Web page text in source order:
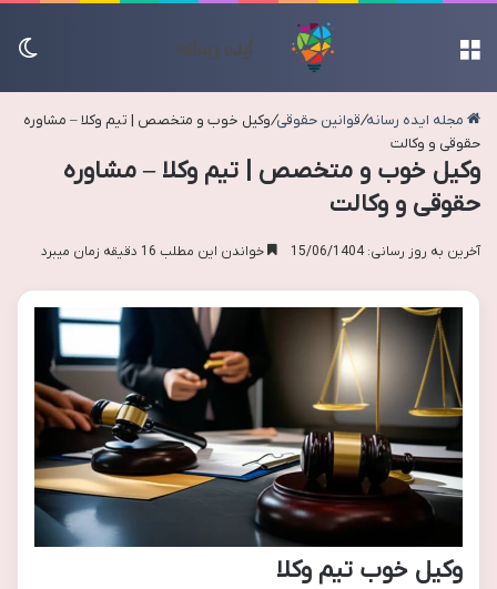
مجله ایده رسانه/قوانین حقوقی/وکیل خوب و متخصص | تیم وکلا – مشاوره
حقوقی و وکالت
وکیل خوب و متخصص | تیم وکلا – مشاوره
حقوقی و وکالت
آخرین به روز رسانی: 15/06/1404 خواندن این مطلب 16 دقیقه زمان میبرد
وکیل خوب تیم وکلا